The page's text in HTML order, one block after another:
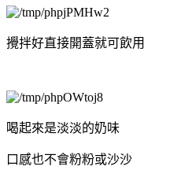
攪拌好直接開蓋就可飲用
喝起來是淡淡的奶味
口感也不會粉粉或沙沙